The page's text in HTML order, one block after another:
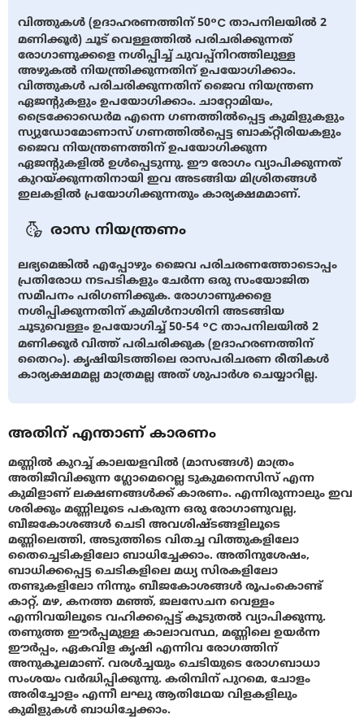
വിത്തുകൾ (ഉദാഹരണത്തിന് 50°C താപനിലയിൽ 2
മണിക്കൂർ) ചൂട് വെള്ളത്തിൽ പരിചരിക്കുന്നത്
രോഗാണുക്കളെ നശിപ്പിച്ച് ചുവപ്പ്നിറത്തിലുള്ള
അഴുകൽ നിയന്ത്രിക്കുന്നതിന് ഉപയോഗിക്കാം.
വിത്തുകൾ പരിചരിക്കുന്നതിന് ജൈവ നിയന്ത്രണ
ഏജന്റുകളും ഉപയോഗിക്കാം. ചാറ്റോമിയം,
ട്രൈക്കോഡെർമ എന്നെ ഗണത്തിൽപ്പെട്ട കുമിളുകളും
സ്യുഡോമോണാസ് ഗണത്തിൽപ്പെട്ട ബാക്റ്റീരിയകളും
ജൈവ നിയന്ത്രണത്തിന് ഉപയോഗിക്കുന്ന
ഏജന്റുകളിൽ ഉൾപ്പെടുന്നു. ഈ രോഗം വ്യാപിക്കുന്നത്
കുറയ്ക്കുന്നതിനായി ഇവ അടങ്ങിയ മിശ്രിതങ്ങൾ
ഇലകളിൽ പ്രയോഗിക്കുന്നതും കാര്യക്ഷമമാണ്.
രാസ നിയന്ത്രണം
ലഭ്യമെങ്കിൽ എപ്പോഴും ജൈവ പരിചരണത്തോടൊപ്പം
പ്രതിരോധ നടപടികളും ചേര്‍ന്ന ഒരു സംയോജിത
സമീപനം പരിഗണിക്കുക. രോഗാണുക്കളെ
നശിപ്പിക്കുന്നതിന് കുമിൾനാശിനി അടങ്ങിയ
ചൂടുവെള്ളം ഉപയോഗിച്ച് 50-54 °C താപനിലയിൽ 2
മണിക്കൂർ വിത്ത് പരിചരിക്കുക (ഉദാഹരണത്തിന്
തൈറം). കൃഷിയിടത്തിലെ രാസപരിചരണ രീതികൾ
കാര്യക്ഷമമല്ല മാത്രമല്ല അത് ശുപാർശ ചെയ്യാറില്ല.
അതിന് എന്താണ് കാരണം
മണ്ണിൽ കുറച്ച് കാലയളവിൽ (മാസങ്ങൾ) മാത്രം
അതിജീവിക്കുന്ന ഗ്ലോമെറെല്ല ടുകുമനെസിസ് എന്ന
കുമിളാണ് ലക്ഷണങ്ങൾക്ക് കാരണം. എന്നിരുന്നാലും ഇവ
ശരിക്കും മണ്ണിലൂടെ പകരുന്ന ഒരു രോഗാണുവല്ല,
ബീജകോശങ്ങൾ ചെടി അവശിഷ്ടങ്ങളിലൂടെ
മണ്ണിലെത്തി, അടുത്തിടെ വിതച്ച വിത്തുകളിലോ
തൈച്ചെടികളിലോ ബാധിച്ചേക്കാം. അതിനുശേഷം,
ബാധിക്കപ്പെട്ട ചെടികളിലെ മധ്യ സിരകളിലോ
തണ്ടുകളിലോ നിന്നും ബീജകോശങ്ങൾ രൂപംകൊണ്ട്
കാറ്റ്, മഴ, കനത്ത മഞ്ഞ്, ജലസേചന വെള്ളം
എന്നിവയിലൂടെ വഹിക്കപ്പെട്ട് കൂടുതൽ വ്യാപിക്കുന്നു.
തണുത്ത ഈർപ്പമുള്ള കാലാവസ്ഥ, മണ്ണിലെ ഉയർന്ന
ഈർപ്പം, ഏകവിള കൃഷി എന്നിവ രോഗത്തിന്
അനുകൂലമാണ്. വരൾച്ചയും ചെടിയുടെ രോഗബാധാ
സംശയം വർദ്ധിപ്പിക്കുന്നു. കരിമ്പിന് പുറമെ, ചോളം
അരിച്ചോളം എന്നീ ലഘു ആതിഥേയ വിളകളിലും
കുമിളുകൾ ബാധിച്ചേക്കാം.